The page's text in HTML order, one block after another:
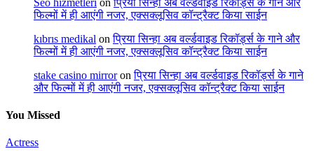
Seo hizmetleri onप्रिया सिन्हा अब वर्ल्डवाइड रिकॉर्ड्स के गाने और
फिल्मों में ही आएंगी नजर, एक्सक्लूसिव कॉन्ट्रैक्ट किया साईन
kıbrıs medikal onप्रिया सिन्हा अब वर्ल्डवाइड रिकॉर्ड्स के गाने और
फिल्मों में ही आएंगी नजर, एक्सक्लूसिव कॉन्ट्रैक्ट किया साईन
stake casino mirroronप्रिया सिन्हा अब वर्ल्डवाइड रिकॉर्ड्स के गाने
और फिल्मों में ही आएंगी नजर, एक्सक्लूसिव कॉन्ट्रैक्ट किया साईन
You Missed
Actress